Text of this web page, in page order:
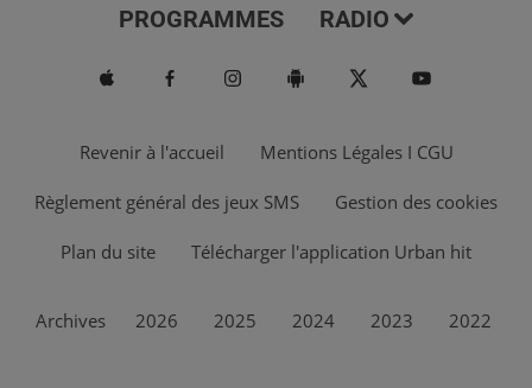
PROGRAMMES RADIO
Revenir à l'accueil Mentions Légales I CGU
Règlement général des jeux SMS Gestion des cookies
Plan du site Télécharger l'application Urban hit
Archives 2026 2025 2024 2023 2022